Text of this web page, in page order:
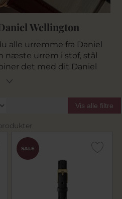
Wellington
alle urremme fra Daniel
næste urrem i stof, stål
det med dit Daniel
din urrem så det rette
Wellington til mænd og
fragt over 499 kr og har
på lagervarer.
Vis alle filtre
SALE